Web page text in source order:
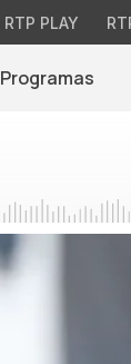
RTP PLAY
Programas